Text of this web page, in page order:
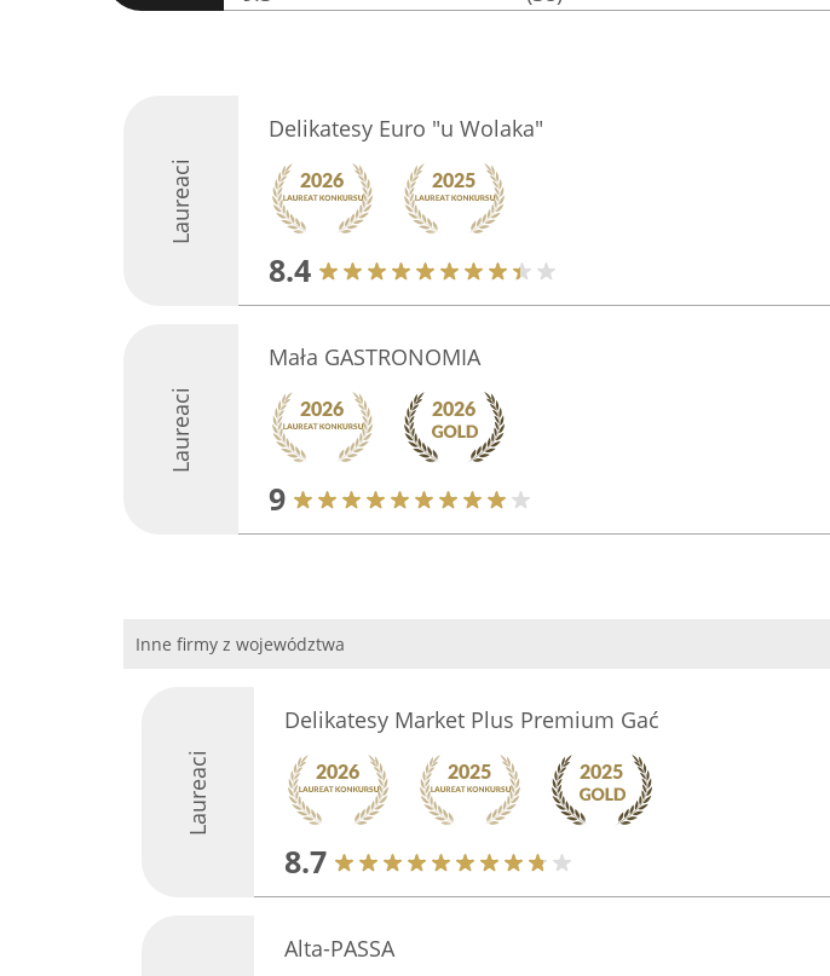
Laureaci
Delikatesy Euro "u Wolaka"
8.4
Laureaci
Mała GASTRONOMIA
9
Inne firmy z województwa
Laureaci
Delikatesy Market Plus Premium Gać
8.7
Alta-PASSA